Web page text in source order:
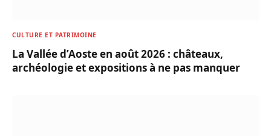
CULTURE ET PATRIMOINE
La Vallée d’Aoste en août 2026 : châteaux,
archéologie et expositions à ne pas manquer